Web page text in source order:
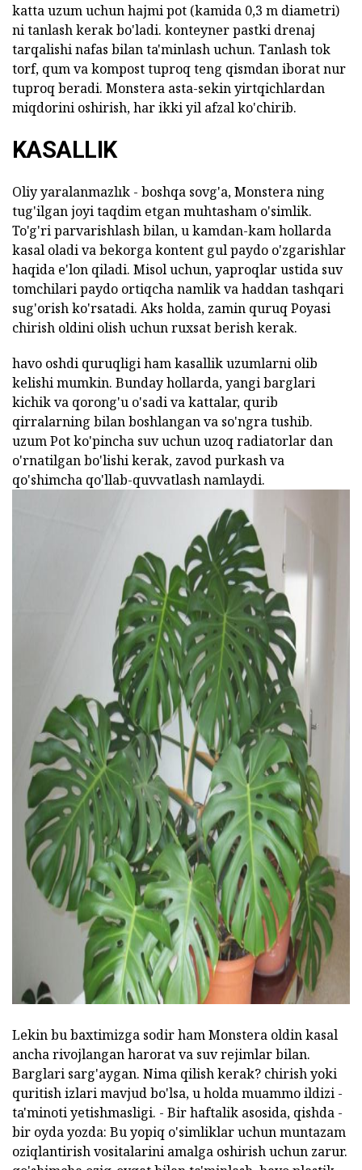
katta uzum uchun hajmi pot (kamida 0,3 m diametri)
ni tanlash kerak bo'ladi. konteyner pastki drenaj
tarqalishi nafas bilan ta'minlash uchun. Tanlash tok
torf, qum va kompost tuproq teng qismdan iborat nur
tuproq beradi. Monstera asta-sekin yirtqichlardan
miqdorini oshirish, har ikki yil afzal ko'chirib.
KASALLIK
Oliy yaralanmazlık - boshqa sovg'a, Monstera ning
tug'ilgan joyi taqdim etgan muhtasham o'simlik.
To'g'ri parvarishlash bilan, u kamdan-kam hollarda
kasal oladi va bekorga kontent gul paydo o'zgarishlar
haqida e'lon qiladi. Misol uchun, yaproqlar ustida suv
tomchilari paydo ortiqcha namlik va haddan tashqari
sug'orish ko'rsatadi. Aks holda, zamin quruq Poyasi
chirish oldini olish uchun ruxsat berish kerak.
havo oshdi quruqligi ham kasallik uzumlarni olib
kelishi mumkin. Bunday hollarda, yangi barglari
kichik va qorong'u o'sadi va kattalar, qurib
qirralarning bilan boshlangan va so'ngra tushib.
uzum Pot ko'pincha suv uchun uzoq radiatorlar dan
o'rnatilgan bo'lishi kerak, zavod purkash va
qo'shimcha qo'llab-quvvatlash namlaydi.
ad
Lekin bu baxtimizga sodir ham Monstera oldin kasal
ancha rivojlangan harorat va suv rejimlar bilan.
Barglari sarg'aygan. Nima qilish kerak? chirish yoki
quritish izlari mavjud bo'lsa, u holda muammo ildizi -
ta'minoti yetishmasligi. - Bir haftalik asosida, qishda -
bir oyda yozda: Bu yopiq o'simliklar uchun muntazam
oziqlantirish vositalarini amalga oshirish uchun zarur.